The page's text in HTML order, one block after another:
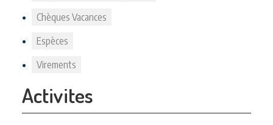
Chèques Vacances
Espèces
Virements
Activites